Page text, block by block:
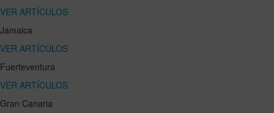
VER ARTÍCULOS
Jamaica
VER ARTÍCULOS
Fuerteventura
VER ARTÍCULOS
Gran Canaria